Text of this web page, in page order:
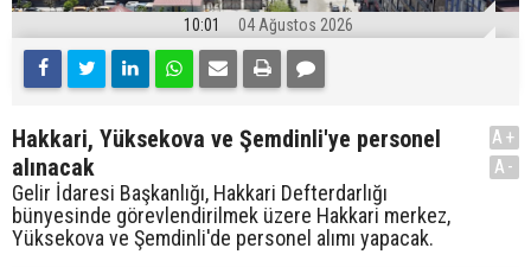
10:01 04 Ağustos 2026
Hakkari, Yüksekova ve Şemdinli'ye personel
alınacak
Gelir İdaresi Başkanlığı, Hakkari Defterdarlığı
bünyesinde görevlendirilmek üzere Hakkari merkez,
Yüksekova ve Şemdinli'de personel alımı yapacak.
A+
A-